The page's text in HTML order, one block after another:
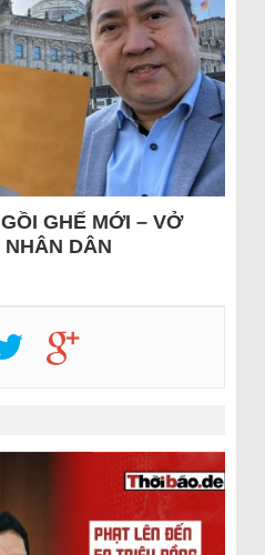
GHẾ MỚI – VỞ
DÂN